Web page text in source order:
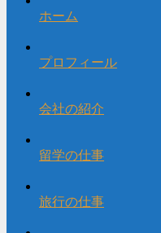
ホーム
プロフィール
会社の紹介
留学の仕事
旅行の仕事